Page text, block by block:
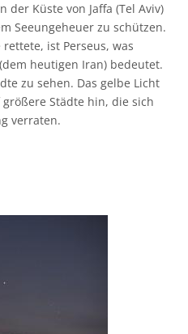
der Küste von Jaffa (Tel Aviv)
Seeungeheuer zu schützen.
ist Perseus, was
heutigen Iran) bedeutet.
zu sehen. Das gelbe Licht
Städte hin, die sich
verraten.
Commons Namensnennung 4.0